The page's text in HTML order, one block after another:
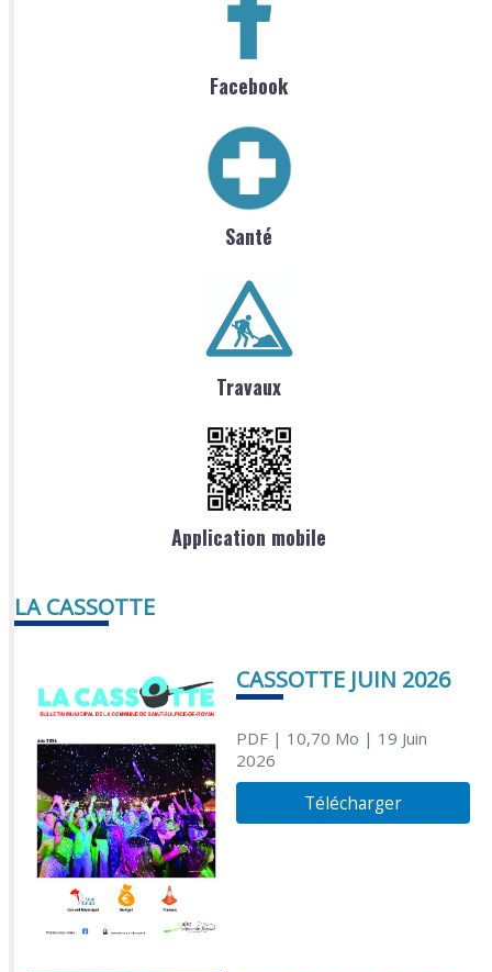
Facebook
Santé
Travaux
Application mobile
LA CASSOTTE
CASSOTTE JUIN 2026
PDF| 10,70 Mo | 19 Juin
2026
Télécharger